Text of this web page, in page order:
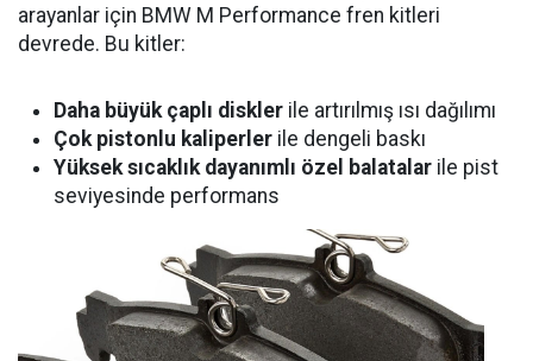
arayanlar için BMW M Performance fren kitleri
devrede. Bu kitler:
Daha büyük çaplı diskler ile artırılmış ısı dağılımı
Çok pistonlu kaliperler ile dengeli baskı
Yüksek sıcaklık dayanımlı özel balatalar ile pist
seviyesinde performans